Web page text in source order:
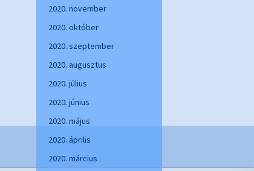
2020. november
2020. október
2020. szeptember
2020. augusztus
2020. július
2020. június
2020. május
2020. április
2020. március